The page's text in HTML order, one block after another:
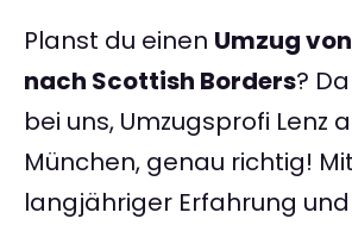
Planst du einen Umzug
nach Scottish Borders?
bei uns, Umzugsprofi Lenz
München, genau richtig! Mit
langjähriger Erfahrung und